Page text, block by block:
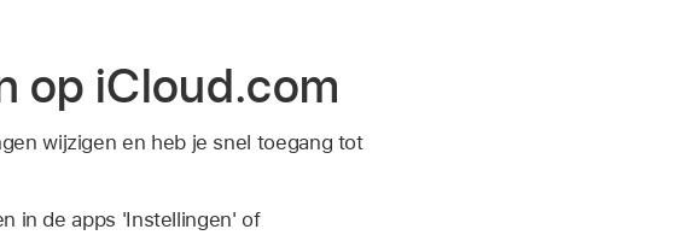
op iCloud.com
wijzigen en heb je snel toegang tot
in de apps 'Instellingen' of